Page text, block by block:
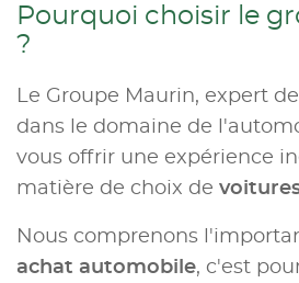
Pourquoi choisir le
?
Le Groupe Maurin, expert
dans le domaine de
vous offrir une expérience
matière de choix de
Nous comprenons
achat automobile, c'est